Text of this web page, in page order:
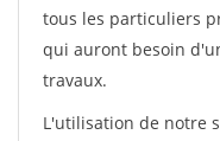
tous les particuliers
qui auront besoin
travaux.
L'utilisation de notre